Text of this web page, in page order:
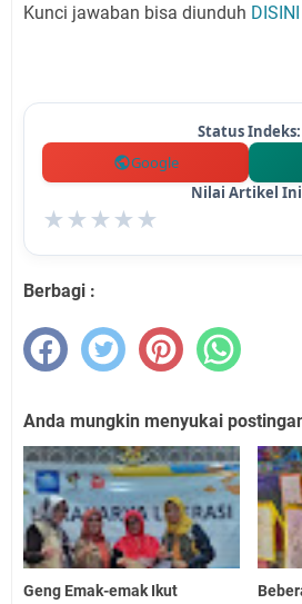
Kunci jawaban bisa diunduh DISINI
Status Indeks:
Google
Nilai Artikel
★★★★★
Berbagi :
Anda mungkin menyukai
Geng Emak-emak Ikut